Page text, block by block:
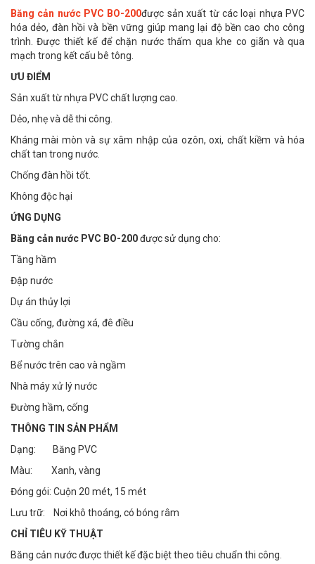
Băng cản nước PVC BO-200được sản xuất từ các loại nhựa PVC
hóa dẻo, đàn hồi và bền vững giúp mang lại độ bền cao cho công
trình. Được thiết kế để chặn nước thấm qua khe co giãn và qua
mạch trong kết cấu bê tông.
ƯU ĐIỂM
Sản xuất từ nhựa PVC chất lượng cao.
Dẻo, nhẹ và dễ thi công.
Kháng mài mòn và sự xâm nhập của ozôn, oxi, chất kiềm và hóa
chất tan trong nước.
Chống đàn hồi tốt.
Không độc hại
ỨNG DỤNG
Băng cản nước PVC BO-200được sử dụng cho:
Tầng hầm
Đập nước
Dự án thủy lợi
Cầu cống, đường xá, đê điều
Tường chắn
Bể nước trên cao và ngầm
Nhà máy xử lý nước
Đường hầm, cống
THÔNG TIN SẢN PHẨM
Dạng: Băng PVC
Màu: Xanh, vàng
Đóng gói: Cuộn 20 mét, 15 mét
Lưu trữ: Nơi khô thoáng, có bóng râm
CHỈ TIÊU KỸ THUẬT
Băng cản nước được thiết kế đặc biệt theo tiêu chuẩn thi công.